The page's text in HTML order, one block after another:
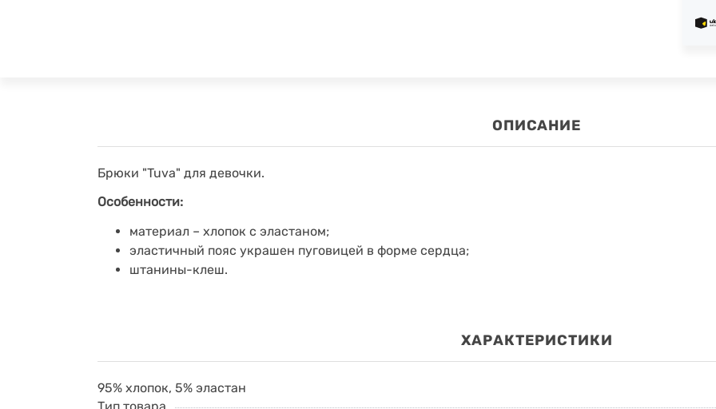
ОПИСАНИЕ
Брюки "Tuva" для девочки.
Особенности:
материал – хлопок с эластаном;
эластичный пояс украшен пуговицей в форме сердца;
штанины-клеш.
ХАРАКТЕРИСТИКИ
95% хлопок, 5% эластан